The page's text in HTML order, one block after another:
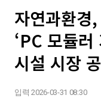
자연과환경
‘PC 모듈
시설 시장
입력 2026-03-31 08:30